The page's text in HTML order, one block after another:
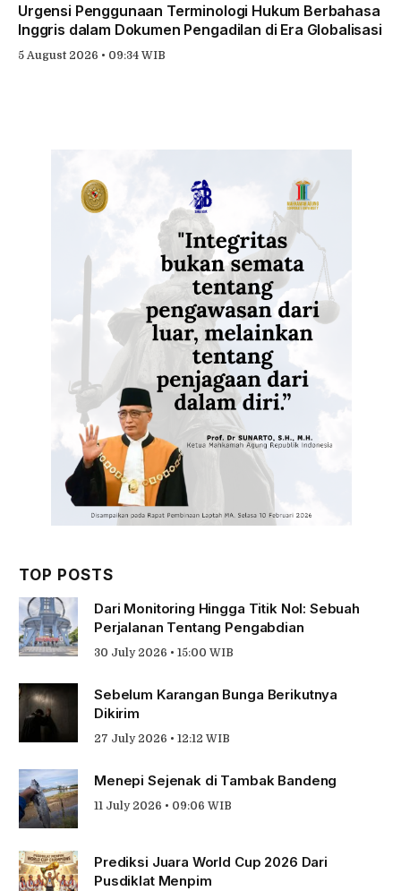
Urgensi Penggunaan Terminologi Hukum Berbahasa
Inggris dalam Dokumen Pengadilan di Era Globalisasi
5 August 2026 • 09:34 WIB
TOP POSTS
Dari Monitoring Hingga Titik Nol: Sebuah
Perjalanan Tentang Pengabdian
30 July 2026 • 15:00 WIB
Sebelum Karangan Bunga Berikutnya
Dikirim
27 July 2026 • 12:12 WIB
Menepi Sejenak di Tambak Bandeng
11 July 2026 • 09:06 WIB
Prediksi Juara World Cup 2026 Dari
Pusdiklat Menpim